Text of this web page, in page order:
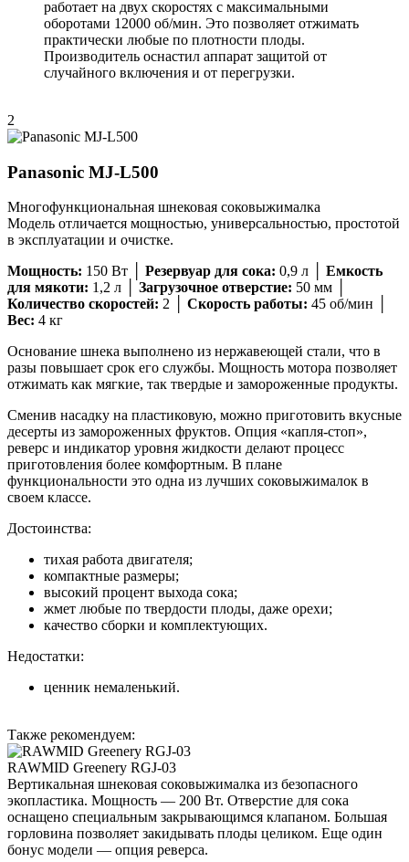
работает на двух скоростях с максимальными
оборотами 12000 об/мин. Это позволяет отжимать
практически любые по плотности плоды.
Производитель оснастил аппарат защитой от
случайного включения и от перегрузки.
2
Panasonic MJ-L500
Многофункциональная шнековая соковыжималка
Модель отличается мощностью, универсальностью, простотой
в эксплуатации и очистке.
Мощность: 150 Вт │ Резервуар для сока: 0,9 л │ Емкость
для мякоти: 1,2 л │ Загрузочное отверстие: 50 мм │
Количество скоростей: 2 │ Скорость работы: 45 об/мин │
Вес: 4 кг
Основание шнека выполнено из нержавеющей стали, что в
разы повышает срок его службы. Мощность мотора позволяет
отжимать как мягкие, так твердые и замороженные продукты.
Сменив насадку на пластиковую, можно приготовить вкусные
десерты из замороженных фруктов. Опция «капля-стоп»,
реверс и индикатор уровня жидкости делают процесс
приготовления более комфортным. В плане
функциональности это одна из лучших соковыжималок в
своем классе.
Достоинства:
тихая работа двигателя;
компактные размеры;
высокий процент выхода сока;
жмет любые по твердости плоды, даже орехи;
качество сборки и комплектующих.
Недостатки:
ценник немаленький.
Также рекомендуем:
RAWMID Greenery RGJ-03
Вертикальная шнековая соковыжималка из безопасного
экопластика. Мощность — 200 Вт. Отверстие для сока
оснащено специальным закрывающимся клапаном. Большая
горловина позволяет закидывать плоды целиком. Еще один
бонус модели — опция реверса.